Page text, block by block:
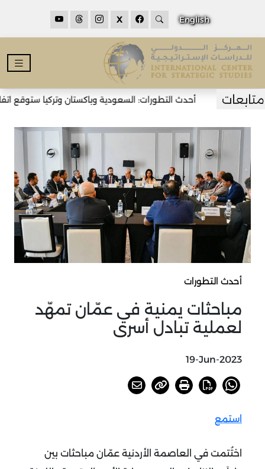
English
X
أحدث التطورات: السعودية وباكستان وتركيا ستوقع
أحدث التطورات
مباحثات يمنية في عمّان تمهّد
لعملية تبادل أسرى
19-Jun-2023
استمع
اختُتمت في العاصمة الأردنية عمّان مباحثات بين